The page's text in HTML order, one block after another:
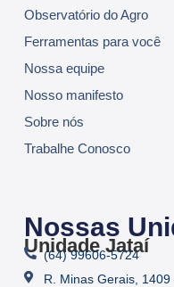
Observatório do Agro
Ferramentas para você
Nossa equipe
Nosso manifesto
Sobre nós
Trabalhe Conosco
Nossas
Unidade Jataí
(64) 99606-5724
R. Minas Gerais,